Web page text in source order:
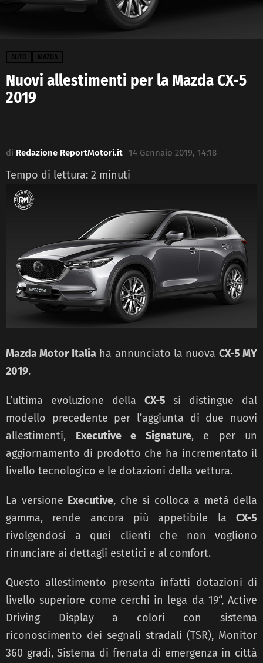
AUTO MAZDA
Nuovi allestimenti per la Mazda CX-5
2019
di Redazione ReportMotori.it 14 Gennaio 2019, 14:18
Tempo di lettura: 2 minuti
Mazda Motor Italiaha annunciato la nuova CX-5 MY
2019.
L’ultima evoluzione della CX-5 si distingue dal
modello precedente per l’aggiunta di due nuovi
allestimenti, Executive e Signature, e per un
aggiornamento di prodotto che ha incrementato il
livello tecnologico e le dotazioni della vettura.
La versione Executive, che si colloca a metà della
gamma, rende ancora più appetibile la CX-5
rivolgendosi a quei clienti che non vogliono
rinunciare ai dettagli estetici e al comfort.
Questo allestimento presenta infatti dotazioni di
livello superiore come cerchi in lega da 19“, Active
Driving Display a colori con sistema
riconoscimento dei segnali stradali (TSR), Monitor
360 gradi, Sistema di frenata di emergenza in città